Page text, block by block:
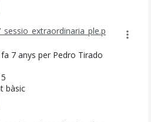
7 anys per Pedro Tirado
bàsic